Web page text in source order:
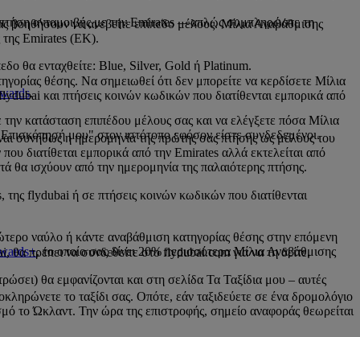
ανταμοιβής με την Emirates —απλώς συμπληρώστε τη
βοηθήσουν να ανεβείτε επίπεδο μέλους. Μίλια Αναβάθμισης
της Emirates (EK).
θα ενταχθείτε: Blue, Silver, Gold ή Platinum.
.
κατάσταση επιπέδου μέλους σας και να ελέγξετε πόσα Μίλια
μου" στον ιστότοπο εφόσον είστε συνδεδεμένοι.
θέσης. Να σημειωθεί ότι δεν μπορείτε να κερδίσετε Μίλια
και πτήσεις κοινών κωδικών που διατίθενται εμπορικά από
συνήθως η ημερομηνία της πρώτης σας πτήσης ως μέλους του
διατίθεται εμπορικά από την Emirates αλλά εκτελείται από
θα ισχύουν από την ημερομηνία της παλαιότερης πτήσης.
flydubai ή σε πτήσεις κοινών κωδικών που διατίθενται
ναύλο ή κάντε αναβάθμιση κατηγορίας θέσης στην επόμενη
, το οποίο σας δίνει 20% περισσότερα Μίλια Αναβάθμισης
θα πρέπει να συνδεθείτε στο flydubai.com για να τη δείτε.
θα εμφανίζονται και στη σελίδα Τα Ταξίδια μου – αυτές
το ταξίδι σας. Οπότε, εάν ταξιδεύετε σε ένα δρομολόγιο
το Ώκλαντ. Την ώρα της επιστροφής, σημείο αναφοράς θεωρείται